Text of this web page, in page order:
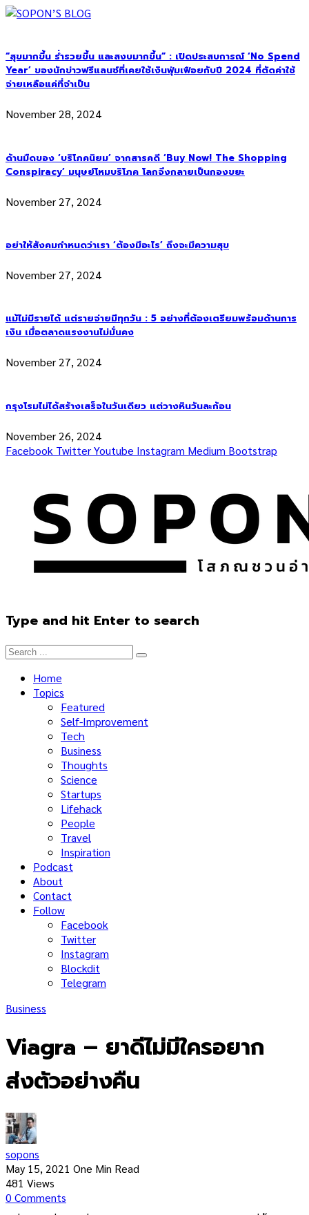
“สุขมากขึ้น ร่ำรวยขึ้น และสงบมากขึ้น” : เปิดประสบการณ์ ‘No Spend
Year’ ของนักข่าวฟรีแลนซ์ที่เคยใช้เงินฟุ่มเฟือยกับปี 2024 ที่ตัดค่าใช้
จ่ายเหลือแค่ที่จำเป็น
November 28, 2024
ด้านมืดของ ‘บริโภคนิยม’ จากสารคดี ‘Buy Now! The Shopping
Conspiracy’ มนุษย์โหมบริโภค โลกจึงกลายเป็นกองขยะ
November 27, 2024
อย่าให้สังคมกำหนดว่าเรา ‘ต้องมีอะไร’ ถึงจะมีความสุข
November 27, 2024
แม้ไม่มีรายได้ แต่รายจ่ายมีทุกวัน : 5 อย่างที่ต้องเตรียมพร้อมด้านการ
เงิน เมื่อตลาดแรงงานไม่มั่นคง
November 27, 2024
กรุงโรมไม่ได้สร้างเสร็จในวันเดียว แต่วางหินวันละก้อน
November 26, 2024
Facebook TwitterYoutube Instagram Medium Bootstrap
Type and hit Enter to search
Home
Topics
Featured
Self-Improvement
Tech
Business
Thoughts
Science
Startups
Lifehack
People
Travel
Inspiration
Podcast
About
Contact
Follow
Facebook
Twitter
Instagram
Blockdit
Telegram
Business
Viagra – ยาดีไม่มีใครอยาก
ส่งตัวอย่างคืน
sopons
May 15, 2021 One Min Read
481 Views
0 Comments